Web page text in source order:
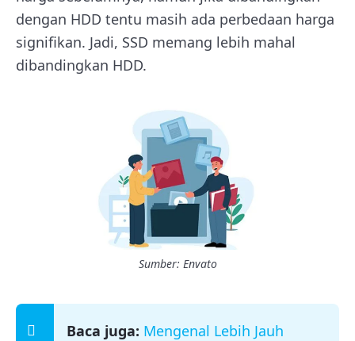
dengan HDD tentu masih ada perbedaan harga
signifikan. Jadi, SSD memang lebih mahal
dibandingkan HDD.
Sumber: Envato
Baca juga: Mengenal Lebih Jauh